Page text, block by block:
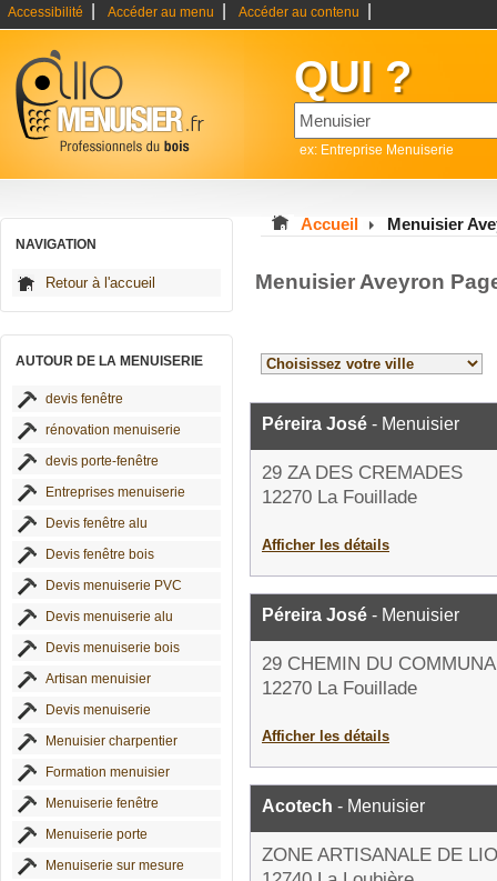
Accessibilité Accéder au menu Accéder au contenu
QUI ?
ex: Entreprise Menuiserie
NAVIGATION
Retour à l'accueil
AUTOUR DE LA MENUISERIE
devis fenêtre
rénovation menuiserie
devis porte-fenêtre
Entreprises menuiserie
Devis fenêtre alu
Devis fenêtre bois
Devis menuiserie PVC
Devis menuiserie alu
Devis menuiserie bois
Artisan menuisier
Devis menuiserie
Menuisier charpentier
Formation menuisier
Menuiserie fenêtre
Menuiserie porte
Menuiserie sur mesure
Accueil Menuisier
Menuisier Aveyron
Péreira José - Menuisier
29 ZA DES CREMADES
12270 La Fouillade
Afficher les détails
Péreira José - Menuisier
29 CHEMIN DU
12270 La Fouillade
Afficher les détails
Acotech - Menuisier
ZONE ARTISANALE DE